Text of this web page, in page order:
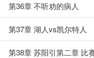
第36章 不听劝的病人
第37章 湖人vs凯尔特人
第38章 苏阳引第二章 比